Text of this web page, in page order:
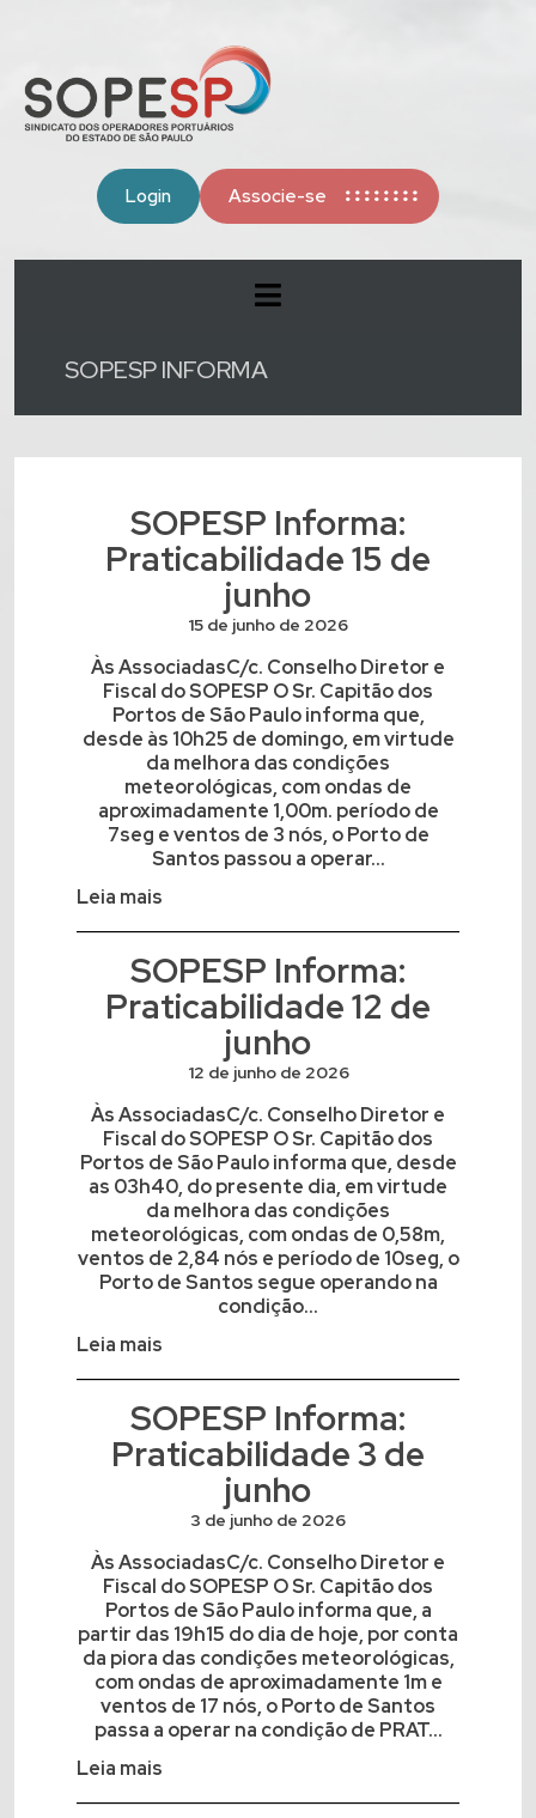
Login Associe-se
SOPESP INFORMA
SOPESP Informa:
Praticabilidade 15 de
junho
15 de junho de 2026
Às AssociadasC/c. Conselho Diretor e
Fiscal do SOPESP O Sr. Capitão dos
Portos de São Paulo informa que,
desde às 10h25 de domingo, em virtude
da melhora das condições
meteorológicas, com ondas de
aproximadamente 1,00m. período de
7seg e ventos de 3 nós, o Porto de
Santos passou a operar...
Leia mais
SOPESP Informa:
Praticabilidade 12 de
junho
12 de junho de 2026
Às AssociadasC/c. Conselho Diretor e
Fiscal do SOPESP O Sr. Capitão dos
Portos de São Paulo informa que, desde
as 03h40, do presente dia, em virtude
da melhora das condições
meteorológicas, com ondas de 0,58m,
ventos de 2,84 nós e período de 10seg, o
Porto de Santos segue operando na
condição...
Leia mais
SOPESP Informa:
Praticabilidade 3 de
junho
3 de junho de 2026
Às AssociadasC/c. Conselho Diretor e
Fiscal do SOPESP O Sr. Capitão dos
Portos de São Paulo informa que, a
partir das 19h15 do dia de hoje, por conta
da piora das condições meteorológicas,
com ondas de aproximadamente 1m e
ventos de 17 nós, o Porto de Santos
passa a operar na condição de PRAT...
Leia mais